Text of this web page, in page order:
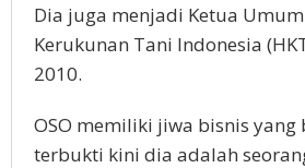
Dia juga menjadi Ketua
Kerukunan Tani Indonesia
2010.
OSO memiliki jiwa bisnis yang
terbukti kini dia adalah